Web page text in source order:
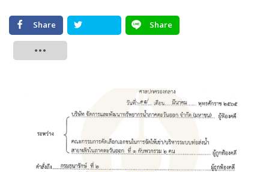
Share
Share